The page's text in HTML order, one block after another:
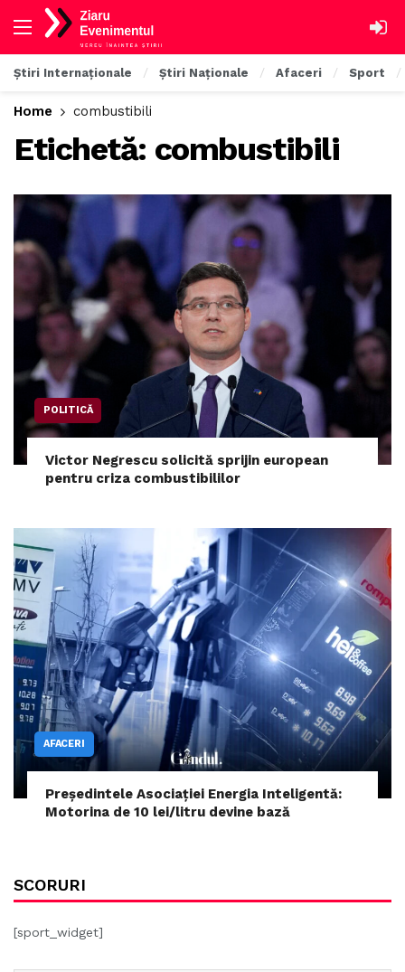
Știri Internaționale Știri Naționale Afaceri Sport
Home combustibili
Etichetă: combustibili
POLITICĂ
Victor Negrescu solicită sprijin european
pentru criza combustibililor
AFACERI
Președintele Asociației Energia Inteligentă:
Motorina de 10 lei/litru devine bază
SCORURI
[sport_widget]